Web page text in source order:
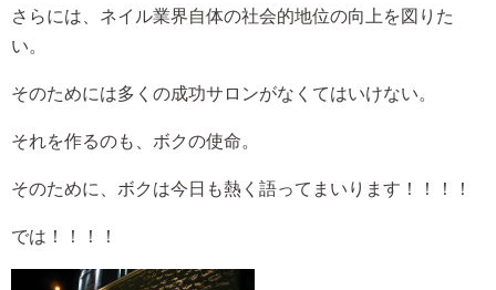
さらには、ネイル業界自体の社会的地位の向上を図りた
い。
そのためには多くの成功サロンがなくてはいけない。
それを作るのも、ボクの使命。
そのために、ボクは今日も熱く語ってまいります！！！！
では！！！！